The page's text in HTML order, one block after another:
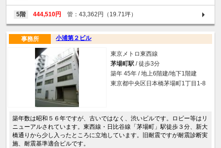
5階 444,510円 管：43,362円（19.71坪）
小浦第２ビル
事務所
東京メトロ東西線
茅場町駅 / 徒歩3分
築年 45年 / 地上6階建/地下1階建
東京都中央区日本橋茅場町1丁目1-8
築年数は昭和５６年ですが、古いではなく、渋いビルです。ロビー等はリ
ニューアルされています。東西線・日比谷線「茅場町」駅徒歩３分、新大
橋通りから少し入ったところに立地しています。旧耐震ですが耐震診断実
施、耐震基準適合ビルです。